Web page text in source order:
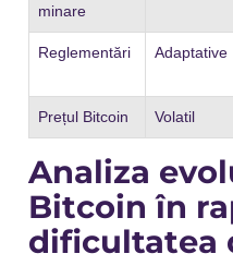
minare
Reglementări Adaptative
Prețul Bitcoin Volatil
Analiza
Bitcoin în
dificultatea